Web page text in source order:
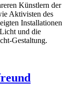
Künstlern der
Aktivisten des
Installationen
und die
Gestaltung.